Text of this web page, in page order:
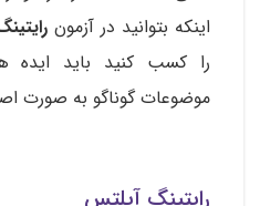
اینکه بتوانید در آزمون
را کسب کنید باید ایده
موضوعات گوناگو به صورت
رایتینگ آیلتس